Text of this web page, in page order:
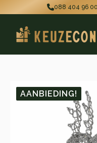
088 404 96 00
AANBIEDING!